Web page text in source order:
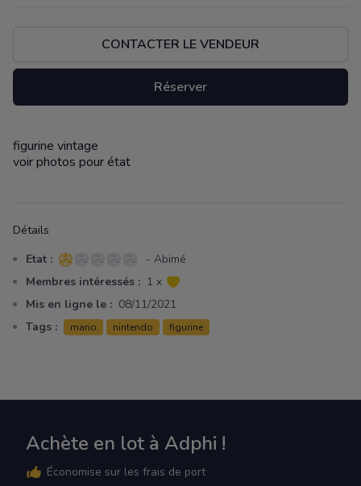
CONTACTER LE VENDEUR
Réserver
Description
figurine vintage
voir photos pour état
Détails
Etat : 1 sur 5 étoiles
- Abimé
Membres intéressés : 1 x
Mis en ligne le : 08/11/2021
Tags :
mario nintendo figurine
Achète en lot à Adphi !
Économise sur les frais de port